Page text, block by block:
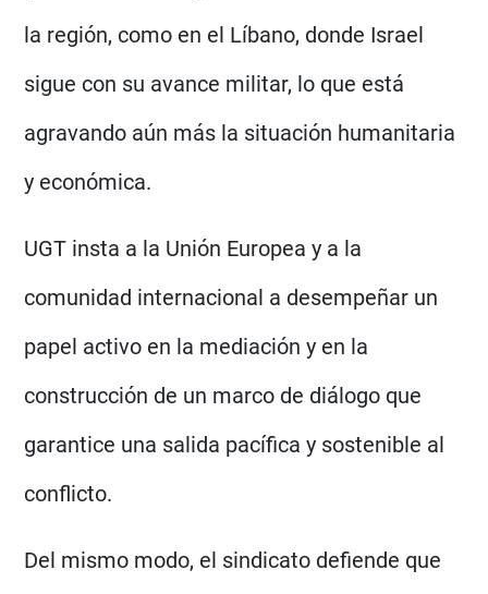
la región, como en el Líbano, donde Israel
sigue con su avance militar, lo que está
agravando aún más la situación humanitaria
y económica.
UGT insta a la Unión Europea y a la
comunidad internacional a desempeñar un
papel activo en la mediación y en la
construcción de un marco de diálogo que
garantice una salida pacífica y sostenible al
conflicto.
Del mismo modo, el sindicato defiende que